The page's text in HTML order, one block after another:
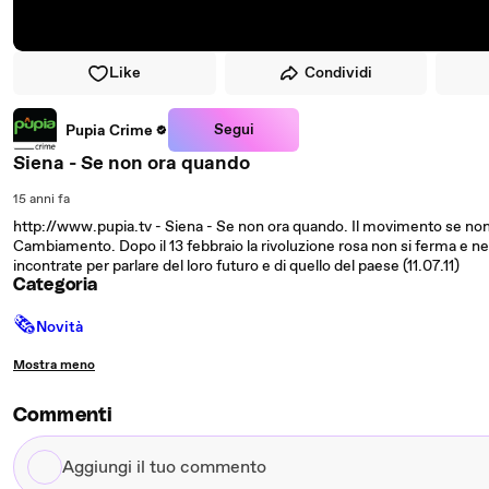
Like Condividi
Pupia Crime Segui
Siena - Se non ora quando
15 anni fa
http://www.pupia.tv - Siena - Se non ora quando. Il movimento se
Cambiamento. Dopo il 13 febbraio la rivoluzione rosa non si ferma e
incontrate per parlare del loro futuro e di quello del paese (11.07.11)
Categoria
🗞Novità
Mostra meno
Commenti
Aggiungi